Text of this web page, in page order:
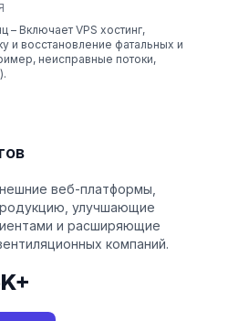
– Включает VPS хостинг,
и восстановление фатальных и
неисправные потоки,
веб-платформы,
улучшающие
и расширяющие
компаний.